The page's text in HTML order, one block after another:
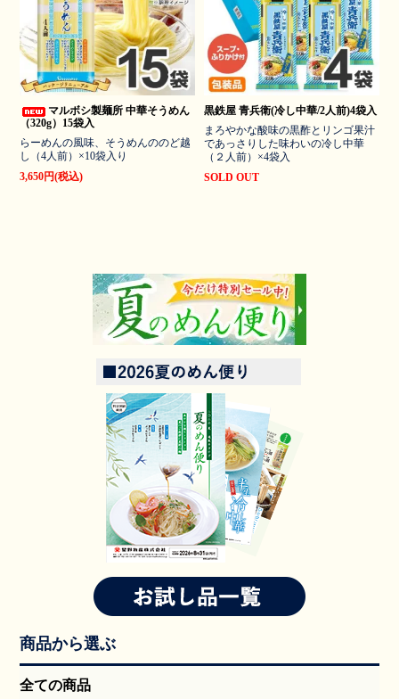
マルボシ製麺所 中華そうめん
（320g）15袋入
らーめんの風味、そうめんののど越
し（4人前）×10袋入り
3,650円(税込)
黒鉄屋 青兵衛(冷し中華/2人前)4袋入
まろやかな酸味の黒酢とリンゴ果汁
であっさりした味わいの冷し中華
（２人前）×4袋入
SOLD OUT
商品から選ぶ
全ての商品